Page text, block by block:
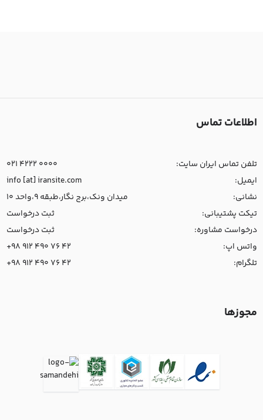
اطلاعات تماس
تلفن تماس ایران سایت:
021 4222 0000
ایمیل:
info [at] iransite.com
نشانی:
میدان ونک،برج نگار،طبقه 9،واحد 10
تیکت پشتیبانی:
ثبت درخواست
درخواست مشاوره:
ثبت درخواست
واتس اپ:
+98 912 490 76 42
تلگرام:
+98 912 490 76 42
مجوزها